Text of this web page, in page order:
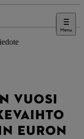
Menu
VUOSI
EURON